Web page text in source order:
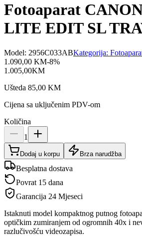
Fotoaparat
LITE EDIT SL
Model: 2956C033ABKategorija:
1.090,00 KM-8%
1.005,00KM
Ušteda 85,00 KM
Cijena sa uključenim PDV-om
Količina
1
Dodaj u korpu Brza narudžba
Besplatna dostava
Povrat 15 dana
Garancija 24 Mjeseci
Istaknuti model kompaktnog putnog
optičkim zumiranjem od ogromnih 40x i
razlučivošću videozapisa.